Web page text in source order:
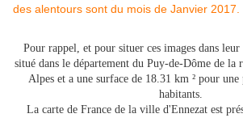
Pour rappel, et pour situer ces images dans leur
situé dans le département du Puy-de-Dôme de la
Alpes et a une surface de 18.31 km ² pour
habitants.
La carte de France de la ville d'Ennezat est